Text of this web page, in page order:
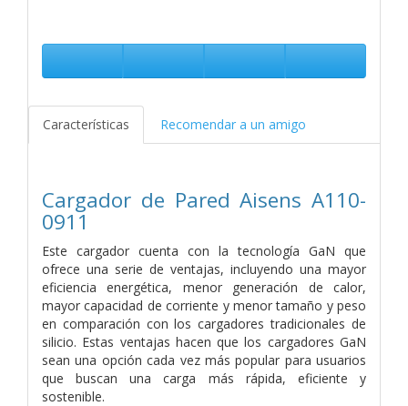
Características Recomendar a un amigo
Cargador de Pared Aisens A110-
0911
Este cargador cuenta con la tecnología GaN que
ofrece una serie de ventajas, incluyendo una mayor
eficiencia energética, menor generación de calor,
mayor capacidad de corriente y menor tamaño y peso
en comparación con los cargadores tradicionales de
silicio. Estas ventajas hacen que los cargadores GaN
sean una opción cada vez más popular para usuarios
que buscan una carga más rápida, eficiente y
sostenible.